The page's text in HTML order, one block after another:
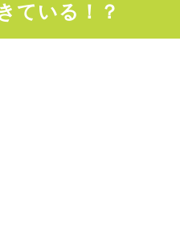
ている！？